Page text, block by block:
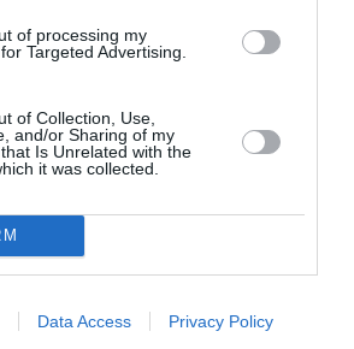
of processing my
Targeted Advertising.
of Collection, Use,
and/or Sharing of my
Is Unrelated with the
it was collected.
Data Access Privacy Policy
cropped καρό παντελόνι και
με γυαλιά ηλίου σε
- CONTINUE READING BELOW
Εννέα καλοκαιρινές τάσεις για τις